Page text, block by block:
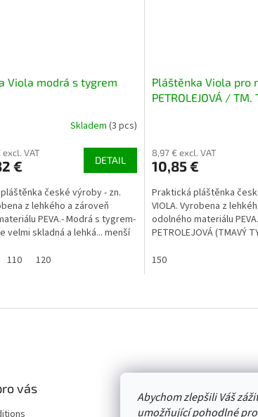
Abychom zlepšili Váš
umožňující pohodlné
Viola modrá s tygrem
Skladem (3 pcs)
VAT
€ DETAIL
české výroby - zn.
z lehkého a zároveň
PEVA.- Modrá s tygrem-
velmi skladná a lehká... menší
110 120
Pláštěnka Viola pro
PETROLEJOVÁ / TM.
8,97 € excl. VAT
10,85 €
Praktická pláštěnka
VIOLA. Vyrobena z
odolného materiálu
PETROLEJOVÁ (TMAVÝ
150
i
g
o
n
vás